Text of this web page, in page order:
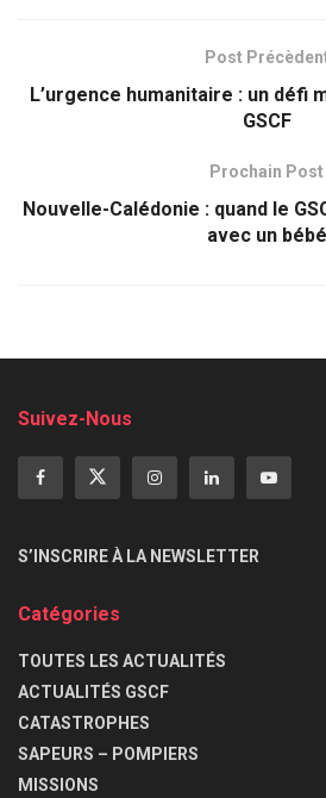
Post
L’urgence humanitaire : un défi
GSCF
Prochain Post
Nouvelle-Calédonie : quand le
avec un bébé
Suivez-Nous
S’INSCRIRE À LA NEWSLETTER
Catégories
TOUTES LES ACTUALITÉS
ACTUALITÉS GSCF
CATASTROPHES
SAPEURS – POMPIERS
MISSIONS